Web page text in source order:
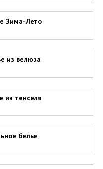
Зима-Лето
из велюра
из тенселя
белье